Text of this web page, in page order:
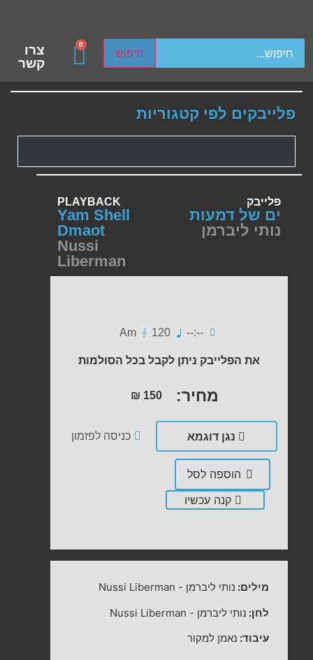
חיפוש
device users, explore by touch or with swipe gestures.
0
צרו
קשר
פלייבקים לפי קטגוריות
פלייבק
ים של דמעות
נותי ליברמן
PLAYBACK
Yam Shell
Dmaot
Nussi
Liberman
--:--
120
Am
את הפלייבק ניתן לקבל בכל הסולמות
מחיר: ₪ 150
נגן דוגמא כניסה לפזמון
הוספה לסל
קנה עכשיו
מילים: נותי ליברמן -
Nussi Liberman
לחן: נותי ליברמן -
Nussi Liberman
עיבוד: נאמן למקור